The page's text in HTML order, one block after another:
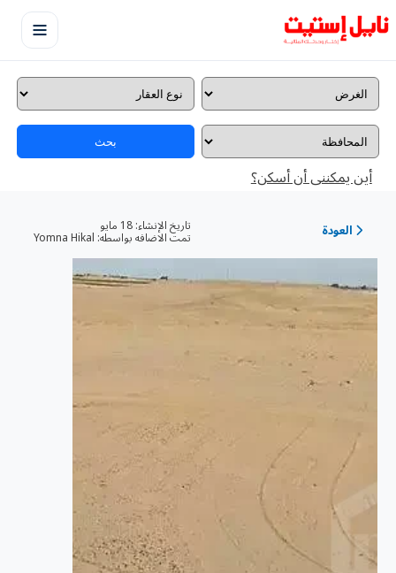
بحث
أين يمكننى أن أسكن؟
العودة تاريخ الإنشاء:
تمت الاضافه بواسطه: Yomna Hikal